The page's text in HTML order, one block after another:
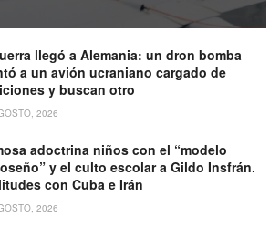
llegó a Alemania: un dron bomba
a un avión ucraniano cargado de
y buscan otro
2026
adoctrina niños con el “modelo
y el culto escolar a Gildo Insfrán.
con Cuba e Irán
2026